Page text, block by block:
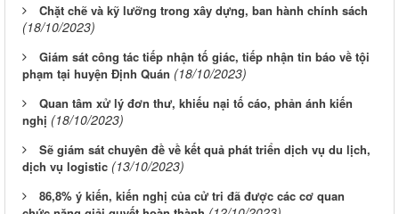
Chặt chẽ và kỹ lưỡng trong xây dựng, ban hành chính sách
(18/10/2023)
Giám sát công tác tiếp nhận tố giác, tiếp nhận tin báo về tội
phạm tại huyện Định Quán (18/10/2023)
Quan tâm xử lý đơn thư, khiếu nại tố cáo, phản ánh kiến
nghị (18/10/2023)
Sẽ giám sát chuyên đề về kết quả phát triển dịch vụ du lịch,
dịch vụ logistic (13/10/2023)
86,8% ý kiến, kiến nghị của cử tri đã được các cơ quan